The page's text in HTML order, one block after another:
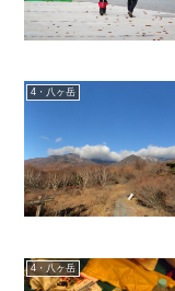
4・八ヶ岳
4・八ヶ岳